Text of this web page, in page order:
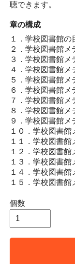
聴できます。
章の構成
１．学校図書館
２．学校図書館
３．学校図書館
４．学校図書館
５．学校図書館
６．学校図書館
７．学校図書館
８．学校図書館
９．学校図書館
１０．学校図書
１１．学校図書
１２．学校図書
１３．学校図書
１４．学校図書
１５．学校図書
個数